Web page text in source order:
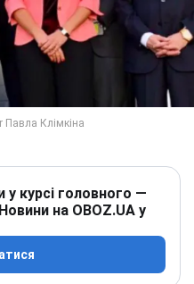
курсі головного —
на OBOZ.UA у